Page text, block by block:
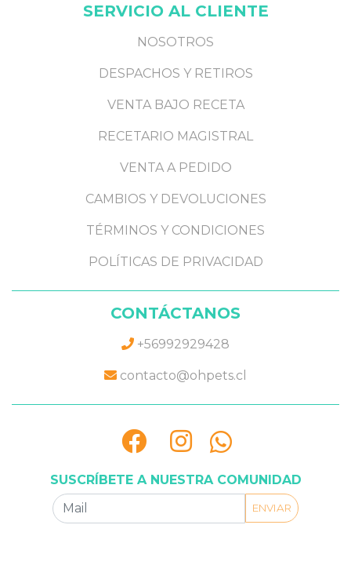
SERVICIO AL CLIENTE
NOSOTROS
DESPACHOS Y RETIROS
VENTA BAJO RECETA
RECETARIO MAGISTRAL
VENTA A PEDIDO
CAMBIOS Y DEVOLUCIONES
TÉRMINOS Y CONDICIONES
POLÍTICAS DE PRIVACIDAD
CONTÁCTANOS
+56992929428
contacto@ohpets.cl
SUSCRÍBETE A NUESTRA COMUNIDAD
ENVIAR